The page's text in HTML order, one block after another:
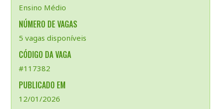
Ensino Médio
NÚMERO DE VAGAS
5 vagas disponíveis
CÓDIGO DA VAGA
#117382
PUBLICADO EM
12/01/2026